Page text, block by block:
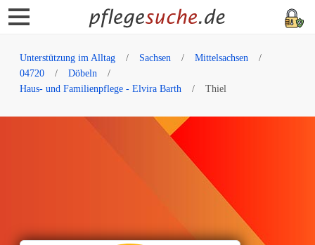
Unterstützung im Alltag Sachsen
Mittelsachsen
04720
Döbeln
Haus- und Familienpflege - Elvira Barth
Thiel